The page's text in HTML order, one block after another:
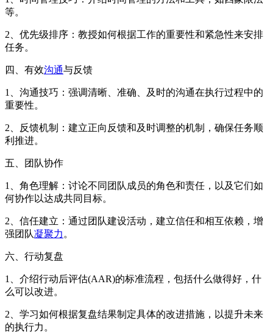
等。
2、优先级排序：教授如何根据工作的重要性和紧急性来安排
任务。
四、有效沟通与反馈
1、沟通技巧：强调清晰、准确、及时的沟通在执行过程中的
重要性。
2、反馈机制：建立正向反馈和及时调整的机制，确保任务顺
利推进。
五、团队协作
1、角色理解：讨论不同团队成员的角色和责任，以及它们如
何协作以达成共同目标。
2、信任建立：通过团队建设活动，建立信任和相互依赖，增
强团队凝聚力 。
六、行动复盘
1、介绍行动后评估(AAR)的标准流程，包括什么做得好，什
么可以改进。
2、学习如何根据复盘结果制定具体的改进措施，以提升未来
的执行力。